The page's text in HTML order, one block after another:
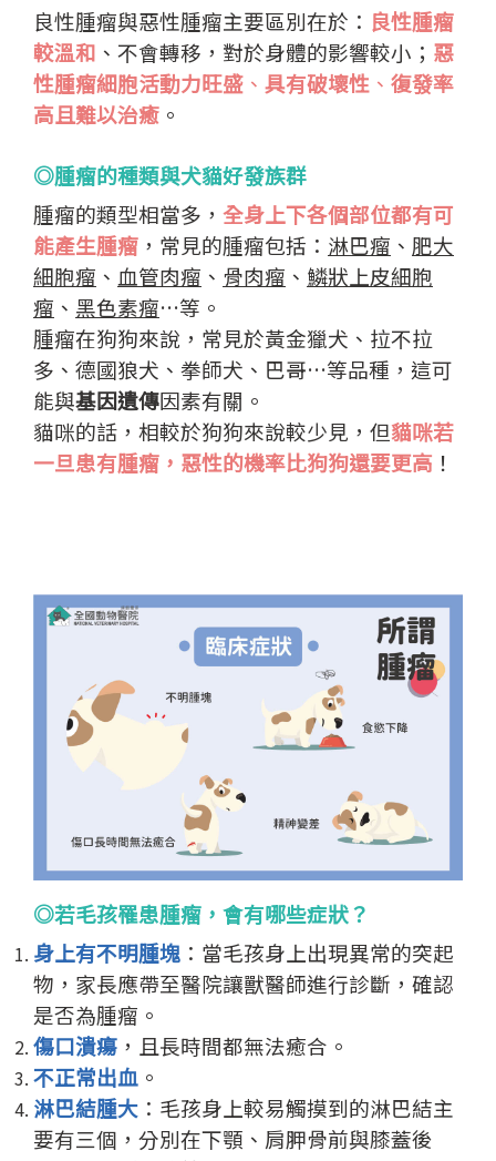
良性腫瘤與惡性腫瘤主要區別在於： 良性腫瘤
較溫和 、不會轉移，對於身體的影響較小； 惡
性腫瘤細胞活動力旺盛 、 具有破壞性 、 復發率
高且難以治癒 。
◎腫瘤的種類與犬貓好發族群
腫瘤的類型相當多， 全身上下各個部位都有可
能產生腫瘤 ，常見的腫瘤包括： 淋巴瘤 、 肥大
細胞瘤 、 血管肉瘤 、 骨肉瘤 、 鱗狀上皮細胞
瘤 、 黑色素瘤…等。
腫瘤在狗狗來說，常見於黃金獵犬、拉不拉
多、德國狼犬、拳師犬、巴哥…等品種，這可
能與基因遺傳因素有關。
貓咪的話，相較於狗狗來說較少見，但貓咪若
一旦患有腫瘤，惡性的機率比狗狗還要更高 ！
◎若毛孩罹患腫瘤，會有哪些症狀？
身上有不明腫塊 ：當毛孩身上出現異常的突起
物，家長應帶至醫院讓獸醫師進行診斷，確認
是否為腫瘤。
傷口潰瘍 ，且長時間都無法癒合。
不正常出血 。
淋巴結腫大 ：毛孩身上較易觸摸到的淋巴結主
要有三個，分別在下顎、肩胛骨前與膝蓋後